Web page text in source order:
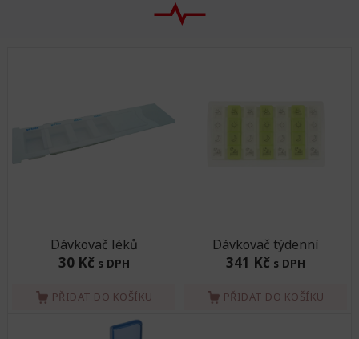
Dávkovač léků
30 Kč s DPH
PŘIDAT DO KOŠÍKU
Dávkovač týdenní
341 Kč s DPH
PŘIDAT DO KOŠÍKU